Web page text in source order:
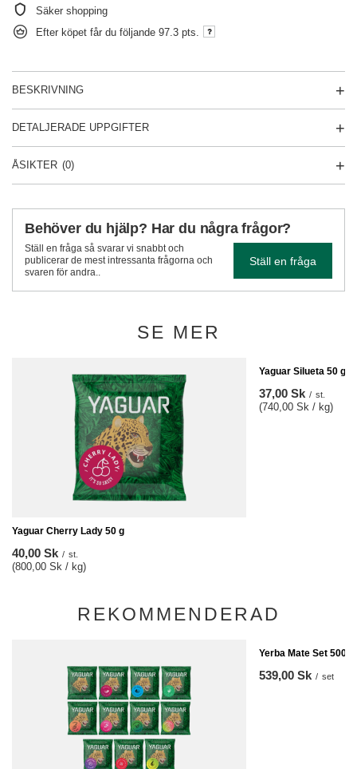
Säker shopping
Efter köpet får du följande 97.3 pts.
BESKRIVNING
DETALJERADE UPPGIFTER
ÅSIKTER (0)
Behöver du hjälp? Har du några frågor?
Ställ en fråga så svarar vi snabbt och
publicerar de mest intressanta frågorna och
svaren för andra..
Ställ en fråga
SE MER
Yaguar Cherry Lady 50 g
40,00 Sk / st.
(800,00 Sk / kg)
Yaguar Silueta 50 g
37,00 Sk / st.
(740,00 Sk / kg)
REKOMMENDERAD
Yerba Mate Set
539,00 Sk / set